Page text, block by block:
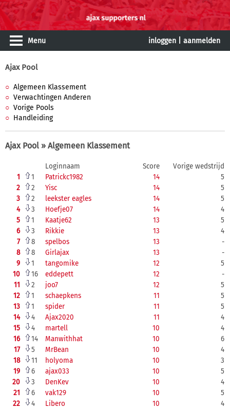
Menu inloggen aanmelden
Ajax Pool
Algemeen Klassement
Verwachtingen Anderen
Vorige Pools
Handleiding
Ajax Pool » Algemeen Klassement
Loginnaam Score
Vorige wedstrijd
1
1 Patrickc1982 14
5
2
2 Yisc 14
5
3
2 leekster eagles 14
5
4
3 Hoefje07 14
4
5
1 Kaatje62 13
5
6
3 Rikkie 13
4
7
8 spelbos 13
-
8
8 Girlajax 13
-
9
1 tangomike 12
5
10
16 eddepett 12
-
11
2 joo7 12
5
12
1 schaepkens 11
5
13
1 spider 11
5
14
4 Ajax2020 11
4
15
4 martell 10
4
16
14 Manwithhat 10
6
17
5 MrBean 10
4
18
11 holyoma 10
3
19
6 ajax033 10
5
20
3 DenKev 10
4
21
6 vak129 10
5
22
4 Libero 10
4